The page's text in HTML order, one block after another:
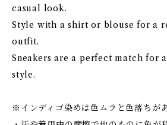
casual look.
Style with a shirt or blouse for a
outfit.
Sneakers are a perfect match for
style.
※インディゴ染めは色ムラと色落ちがあ